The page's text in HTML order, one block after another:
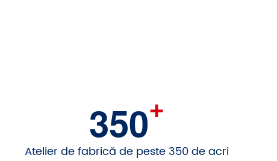
350+
Atelier de fabrică de peste 350 de acri